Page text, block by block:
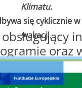
oraz
od
w godzinach
Klimatu.
się cyklicznie
wakacji.